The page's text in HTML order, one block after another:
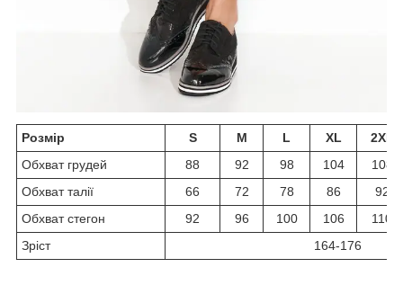
Розмір S M L XL
2XL
Обхват грудей
88 92 98 104
108
Обхват талії
66 72 78 86
92
Обхват стегон
92 96 100 106
110
Зріст
164-176